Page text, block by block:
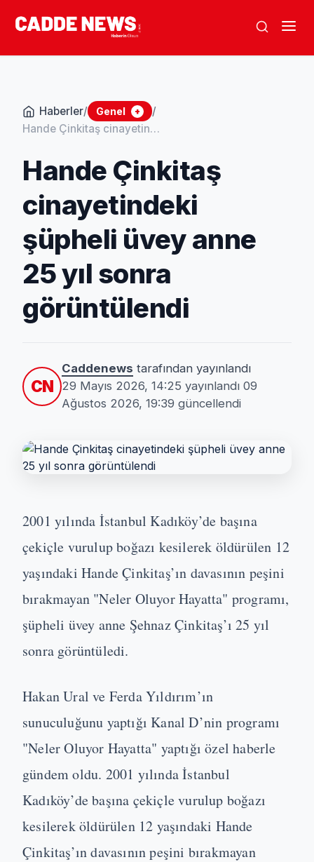
Haberler/ Genel +
/
Hande Çinkitaş cinayetindeki şüpheli üvey anne 25 yıl sonra görüntülendi
Hande Çinkitaş
cinayetindeki
şüpheli üvey anne
25 yıl sonra
görüntülendi
CN
Caddenews tarafından yayınlandı
29 Mayıs 2026, 14:25 yayınlandı 09
Ağustos 2026, 19:39 güncellendi
2001 yılında İstanbul Kadıköy’de başına
çekiçle vurulup boğazı kesilerek öldürülen 12
yaşındaki Hande Çinkitaş’ın davasının peşini
bırakmayan "Neler Oluyor Hayatta" programı,
şüpheli üvey anne Şehnaz Çinkitaş’ı 25 yıl
sonra görüntüledi.
Hakan Ural ve Ferda Yıldırım’ın
sunuculuğunu yaptığı Kanal D’nin programı
"Neler Oluyor Hayatta" yaptığı özel haberle
gündem oldu. 2001 yılında İstanbul
Kadıköy’de başına çekiçle vurulup boğazı
kesilerek öldürülen 12 yaşındaki Hande
Çinkitaş’ın davasının peşini bırakmayan